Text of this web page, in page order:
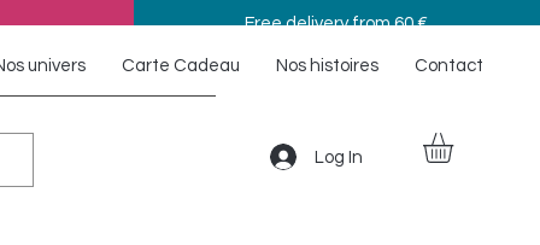
Free delivery from 60 €
univers Carte Cadeau Nos histoires Contact
Log In